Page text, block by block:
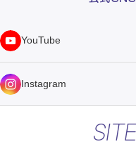
YouTube
Instagram